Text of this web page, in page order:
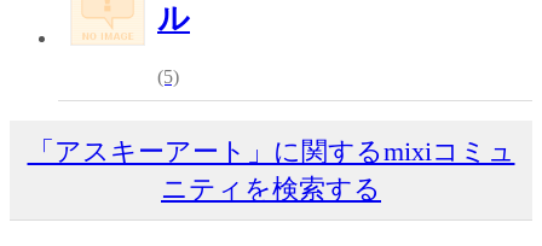
ル
(5)
「アスキーアート」に関するmixiコミュ
ニティを検索する